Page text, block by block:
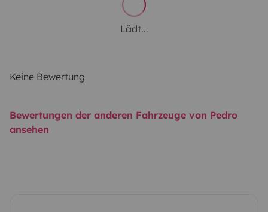
Lädt...
Keine Bewertung
Bewertungen der anderen Fahrzeuge von Pedro
ansehen